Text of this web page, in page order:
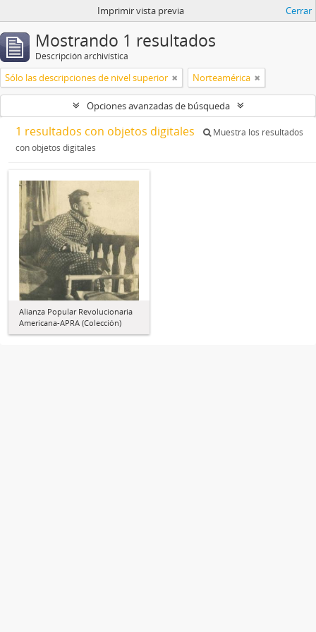
Imprimir vista previa Cerrar
Mostrando 1 resultados
Descripción archivística
Sólo las descripciones de nivel superior Norteamérica
Opciones avanzadas de búsqueda
1 resultados con objetos digitales
Muestra los resultados
con objetos digitales
Alianza Popular Revolucionaria
Americana-APRA (Colección)